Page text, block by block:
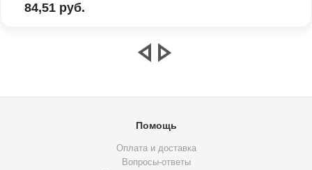
84,51 руб.
Помощь
Оплата и доставка
Вопросы-ответы